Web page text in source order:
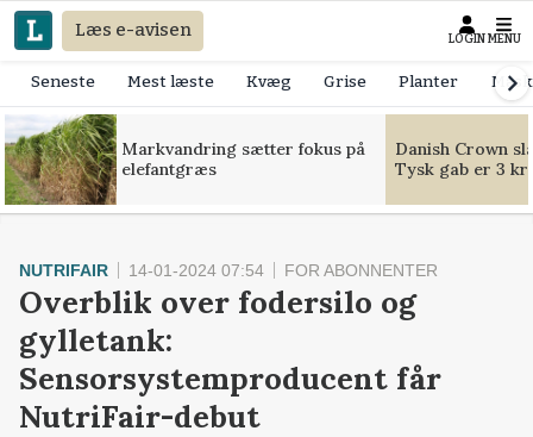
Læs e-avisen LOGIN MENU
Seneste Mest læste Kvæg Grise Planter
Markvandring sætter fokus på
elefantgræs
Danish Crown
Tysk gab er 3
NUTRIFAIR 14-01-2024 07:54 FOR ABONNENTER
Overblik over fodersilo og
gylletank:
Sensorsystemproducent får
NutriFair-debut